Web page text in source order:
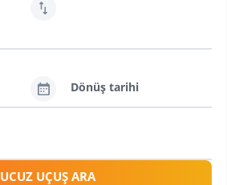
Dönüş tarihi
UCUZ UÇUŞ ARA